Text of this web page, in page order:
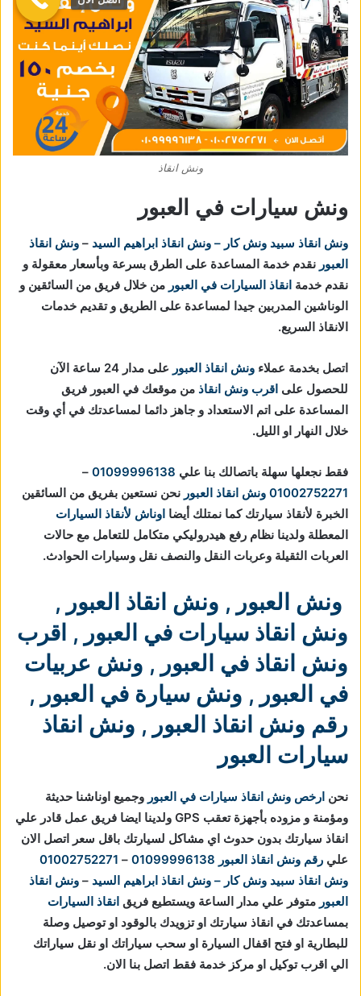
ونش انقاذ
ونش سيارات في العبور
ونش انقاذ سبيد ونش كار – ونش انقاذ ابراهيم السيد – ونش انقاذ
العبور نقدم خدمة المساعدة على الطرق بسرعة وبأسعار معقولة و
نقدم خدمة انقاذ السيارات في العبور من خلال فريق من السائقين و
الوناشين المدربين جيدا لمساعدة على الطريق و تقديم خدمات
الانقاذ السريع.
اتصل بخدمة عملاء ونش انقاذ العبور
على مدار 24 ساعة الآن
للحصول على اقرب ونش انقاذ من موقعك في العبور فريق
المساعدة على اتم الاستعداد و جاهز دائما لمساعدتك في أي وقت
خلال النهار او الليل.
فقط نجعلها سهلة باتصالك بنا علي 01099996138
–
01002752271 ونش انقاذ العبور نحن نستعين بفريق من السائقين
الخبرة لأنقاذ سيارتك كما نمتلك أيضا اوناش لأنقاذ السيارات
المعطلة ولدينا نظام رفع هيدروليكي متكامل للتعامل مع حالات
العربات الثقيلة وعربات النقل والنصف نقل وسيارات الحوادث.
ونش العبور , ونش انقاذ العبور ,
ونش انقاذ سيارات في العبور , اقرب
ونش انقاذ في العبور , ونش عربيات
في العبور , ونش سيارة في العبور ,
رقم ونش انقاذ العبور , ونش انقاذ
سيارات العبور
نحن ارخص ونش انقاذ سيارات في العبور وجميع اوناشنا حديثة
ومؤمنة و مزوده بأجهزة تعقب GPS ولدينا ايضا فريق عمل قادر علي
انقاذ سيارتك بدون حدوث اي مشاكل لسيارتك باقل سعر اتصل الان
علي رقم ونش انقاذ العبور 01099996138
–
01002752271
ونش انقاذ سبيد ونش كار – ونش انقاذ ابراهيم السيد – ونش انقاذ
العبور متوفر علي مدار الساعة ويستطيع فريق انقاذ السيارات
بمساعدتك في انقاذ سيارتك او تزويدك بالوقود او توصيل وصلة
للبطارية او فتح اقفال السيارة او سحب سياراتك او نقل سياراتك
الي اقرب توكيل او مركز خدمة فقط اتصل بنا الان.